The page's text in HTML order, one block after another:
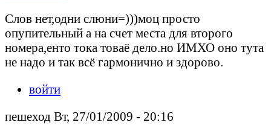
Слов нет,одни слюни=)))моц просто
опупительный а на счет места для второго
номера,енто тока товаё дело.но ИМХО оно тута
не надо и так всё гармонично и здорово.
войти
пешеход Вт, 27/01/2009 - 20:16